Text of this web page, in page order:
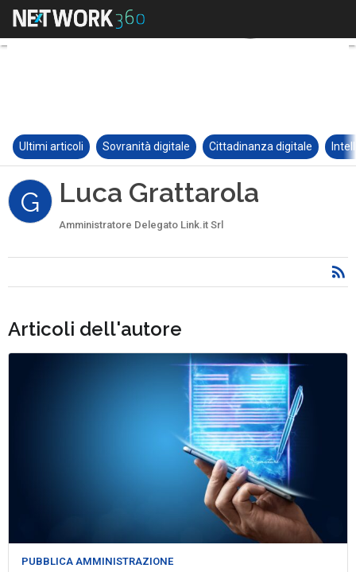
Ultimi articoli Sovranità digitale Cittadinanza digitale
G Luca Grattarola
Amministratore Delegato Link.it Srl
Articoli dell'autore
PUBBLICA AMMINISTRAZIONE